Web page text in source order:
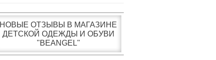
НОВЫЕ ОТЗЫВЫ В МАГАЗИНЕ
ДЕТСКОЙ ОДЕЖДЫ И ОБУВИ
"BEANGEL"